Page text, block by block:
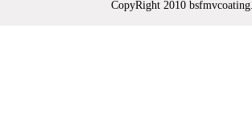
CopyRight 2010